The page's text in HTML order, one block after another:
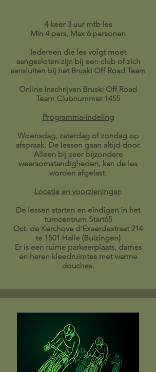
4 keer 3 uur mtb les
Min 4 pers, Max 6 personen
Iedereen die les volgt moet
aangesloten zijn bij een club of zich
aansluiten bij het Bruski Off Road Team
Online inschrijven Bruski Off Road
Team Clubnummer 1455
Programma-indeling
Woensdag, zaterdag of zondag op
afspraak. De lessen gaan altijd door.
Alleen bij zeer bijzondere
weersomstandigheden, kan de les
worden afgelast.
Locatie en voorzieningen
De lessen starten en eindigen in het
turncentrum Start65
Oct. de Kerchove d'Exaerdestraat 214
te 1501 Halle (Buizingen)
Er is een ruime parkeerplaats, dames
en heren kleedruimtes met warme
douches.